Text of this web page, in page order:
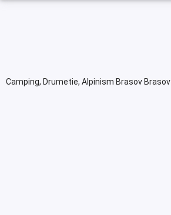
Camping, Drumetie, Alpinism Brasov Brasov